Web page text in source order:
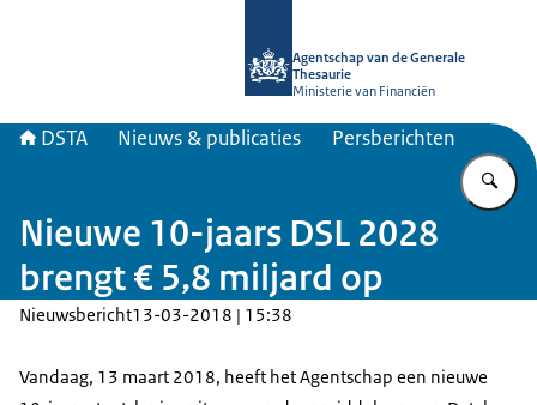
Agentschap van de Generale
Thesaurie
Ministerie van Financiën
DSTA Nieuws & publicaties Persberichten
Nieuwe 10-jaars DSL 2028
brengt € 5,8 miljard op
Nieuwsbericht13-03-2018 | 15:38
Vandaag, 13 maart 2018, heeft het Agentschap een nieuwe